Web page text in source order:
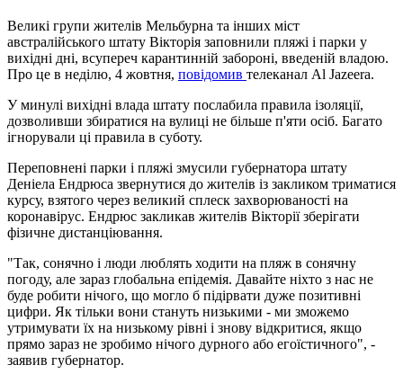
Великі групи жителів Мельбурна та інших міст
австралійського штату Вікторія заповнили пляжі і парки у
вихідні дні, всупереч карантинній забороні, введеній владою.
Про це в неділю, 4 жовтня, повідомив телеканал Al Jazeera.
У минулі вихідні влада штату послабила правила ізоляції,
дозволивши збиратися на вулиці не більше п'яти осіб. Багато
ігнорували ці правила в суботу.
Переповнені парки і пляжі змусили губернатора штату
Деніела Ендрюса звернутися до жителів із закликом триматися
курсу, взятого через великий сплеск захворюваності на
коронавірус. Ендрюс закликав жителів Вікторії зберігати
фізичне дистанціювання.
"Так, сонячно і люди люблять ходити на пляж в сонячну
погоду, але зараз глобальна епідемія. Давайте ніхто з нас не
буде робити нічого, що могло б підірвати дуже позитивні
цифри. Як тільки вони стануть низькими - ми зможемо
утримувати їх на низькому рівні і знову відкритися, якщо
прямо зараз не зробимо нічого дурного або егоїстичного", -
заявив губернатор.